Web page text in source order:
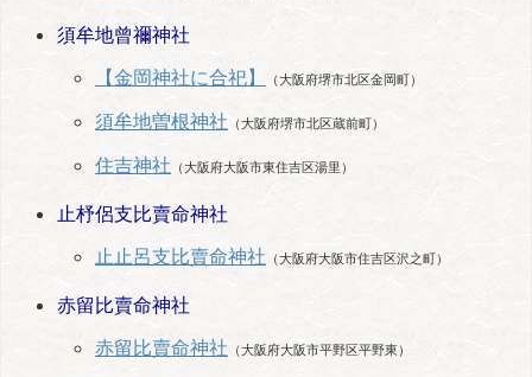
須牟地曾禰神社
【金岡神社に合祀】
（大阪府堺市北区金岡町）
須牟地曽根神社 （大阪府堺市北区蔵前町）
住吉神社 （大阪府大阪市東住吉区湯里）
止杼侶支比賣命神社
止止呂支比賣命神社 （大阪府大阪市住吉区沢之町）
赤留比賣命神社
赤留比賣命神社 （大阪府大阪市平野区平野東）